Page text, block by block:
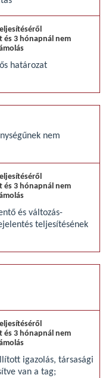
határozat
nem
és változás-
teljesítésének
igazolás, társasági
van a tag;